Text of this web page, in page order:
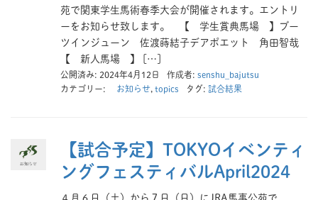
苑で関東学生馬術春季大会が開催されます。エントリ
ーをお知らせ致します。 【 学生賞典馬場 】ブー
ツインジューン 佐渡蒔結子デアポエット 角田智哉
【 新人馬場 】 […]
公開済み: 2024年4月12日 作成者: senshu_bajutsu
カテゴリー:
お知らせ topics タグ: 試合結果
【試合予定】TOKYOイベンティ
ングフェスティバルApril2024
４月６日（土）から７日（日）にJRA馬事公苑で